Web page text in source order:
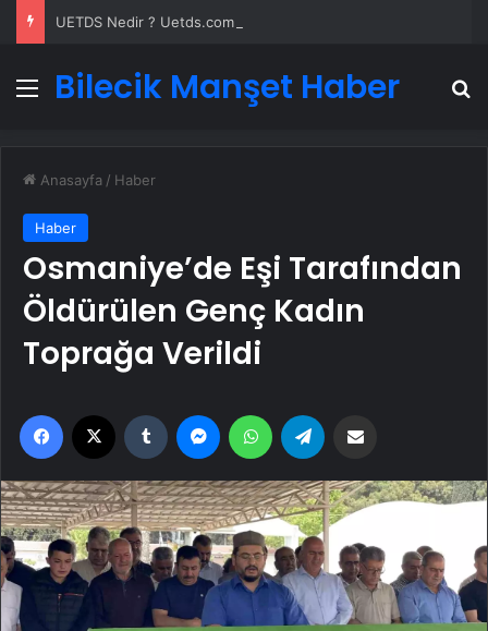
Menü
Bilecik Manşet Haber
Anasayfa / Haber
Haber
Osmaniye’de Eşi Tarafından
Öldürülen Genç Kadın
Toprağa Verildi
Facebook Tumblr MessengerWhatsApp